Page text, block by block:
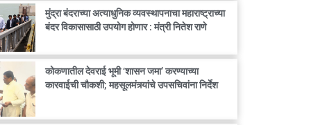
मुंद्रा बंदराच्या अत्याधुनिक व्यवस्थापनाचा महाराष्ट्राच्या
बंदर विकासासाठी उपयोग होणार : मंत्री नितेश राणे
कोकणातील देवराई भूमी ‘शासन जमा’ करण्याच्या
कारवाईची चौकशी; महसूलमंत्र्यांचे उपसचिवांना निर्देश